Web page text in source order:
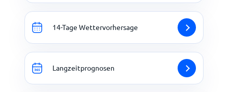
14-Tage Wettervorhersage
Langzeitprognosen